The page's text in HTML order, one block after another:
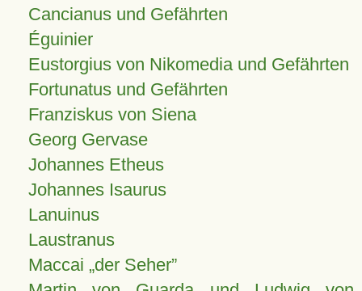
Cancianus und Gefährten
Éguinier
Eustorgius von Nikomedia und Gefährten
Fortunatus und Gefährten
Franziskus von Siena
Georg Gervase
Johannes Etheus
Johannes Isaurus
Lanuinus
Laustranus
Maccai „der Seher”